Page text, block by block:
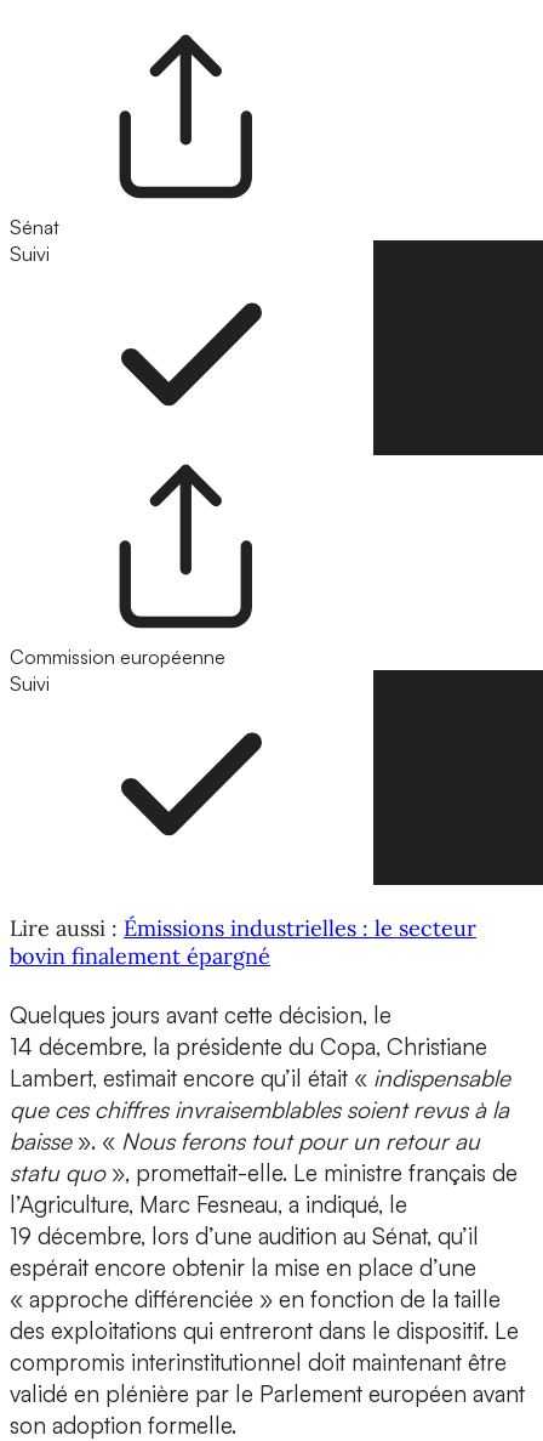
Sénat
Suivi
Commission européenne
Suivi
Lire aussi : Émissions industrielles : le secteur
bovin finalement épargné
Quelques jours avant cette décision, le
14 décembre, la présidente du Copa, Christiane
Lambert, estimait encore qu’il était « indispensable
que ces chiffres invraisemblables soient revus à la
baisse ». « Nous ferons tout pour un retour au
statu quo», promettait-elle. Le ministre français de
l’Agriculture, Marc Fesneau, a indiqué, le
19 décembre, lors d’une audition au Sénat, qu’il
espérait encore obtenir la mise en place d’une
« approche différenciée » en fonction de la taille
des exploitations qui entreront dans le dispositif. Le
compromis interinstitutionnel doit maintenant être
validé en plénière par le Parlement européen avant
son adoption formelle.